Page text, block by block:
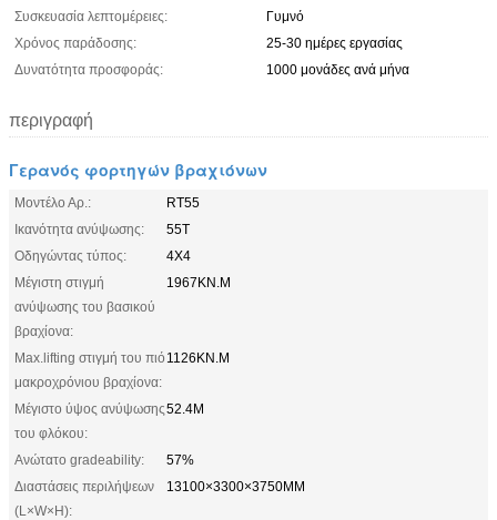
Συσκευασία λεπτομέρειες:
Γυμνό
Χρόνος παράδοσης:
25-30 ημέρες εργασίας
Δυνατότητα προσφοράς:
1000 μονάδες ανά μήνα
περιγραφή
Γερανός φορτηγών βραχιόνων
Μοντέλο Αρ.:
RT55
Ικανότητα ανύψωσης:
55T
Οδηγώντας τύπος:
4X4
Μέγιστη στιγμή
ανύψωσης του βασικού
βραχίονα:
1967KN.M
Max.lifting στιγμή του πιό
μακροχρόνιου βραχίονα:
1126KN.M
Μέγιστο ύψος ανύψωσης
του φλόκου:
52.4M
Ανώτατο gradeability:
57%
Διαστάσεις περιλήψεων
(L×W×H):
13100×3300×3750MM